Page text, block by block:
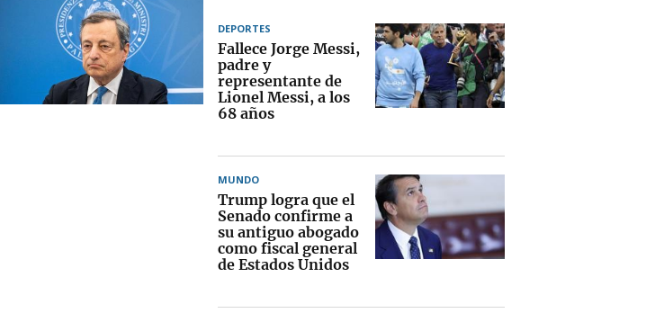
DEPORTES
Fallece Jorge Messi,
padre y
representante de
Lionel Messi, a los
68 años
MUNDO
Trump logra que el
Senado confirme a
su antiguo abogado
como fiscal general
de Estados Unidos